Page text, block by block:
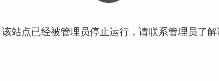
站点已经被管理员停止运行，请联系管理员了